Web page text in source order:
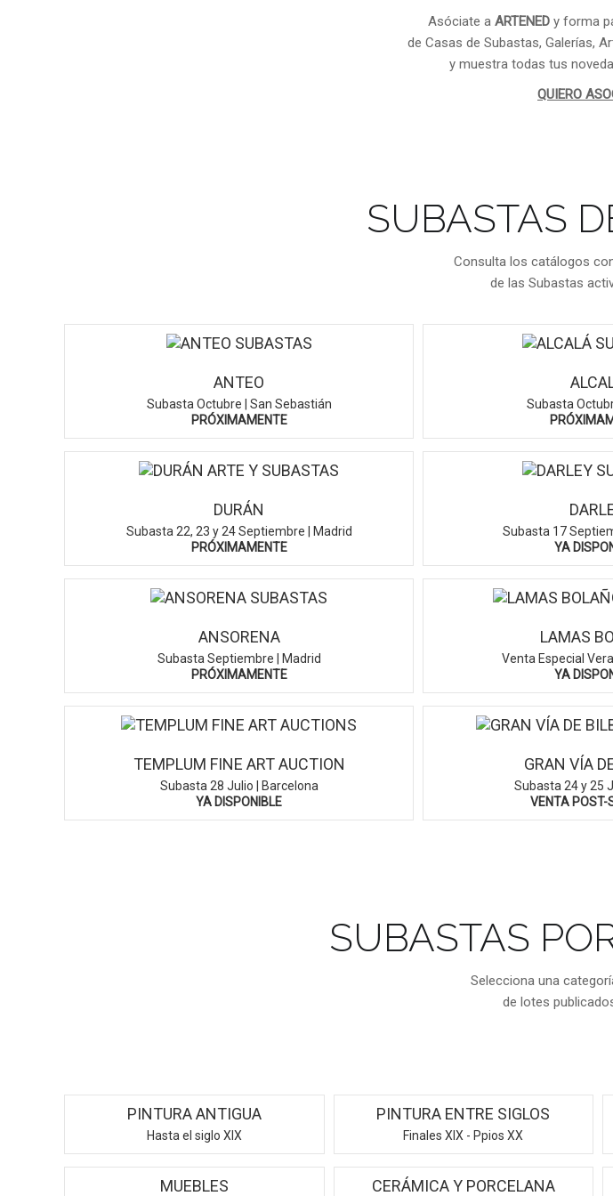
Asóciate a ARTENED y forma
de Casas de Subastas, Galerías,
y muestra todas tus
QUIERO
SUBASTAS
Consulta los catálogos
de las Subastas
ANTEO
Subasta Octubre | San Sebastián
PRÓXIMAMENTE
Subasta
DURÁN
Subasta 22, 23 y 24 Septiembre | Madrid
PRÓXIMAMENTE
Subasta 17
YA
ANSORENA
Subasta Septiembre | Madrid
PRÓXIMAMENTE
LAMAS
Venta Especial
YA
TEMPLUM FINE ART AUCTION
Subasta 28 Julio | Barcelona
YA DISPONIBLE
GRAN VÍA
Subasta 24 y 25
VENTA POST-
SUBASTAS
Selecciona una
de lotes
PINTURA ANTIGUA
Hasta el siglo XIX
PINTURA ENTRE SIGLOS
Finales XIX - Ppios XX
MUEBLES CERÁMICA Y PORCELANA